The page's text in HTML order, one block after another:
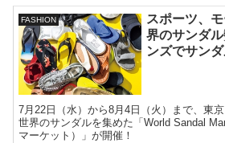
FASHION
スポーツ、
界のサンダ
ンズでサン
7月22日（水）から8月4日（火）まで、東
世界のサンダルを集めた「World Sandal
マーケット）」が開催！